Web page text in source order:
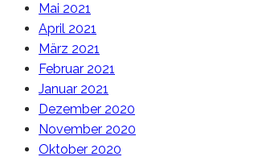
Mai 2021
April 2021
März 2021
Februar 2021
Januar 2021
Dezember 2020
November 2020
Oktober 2020